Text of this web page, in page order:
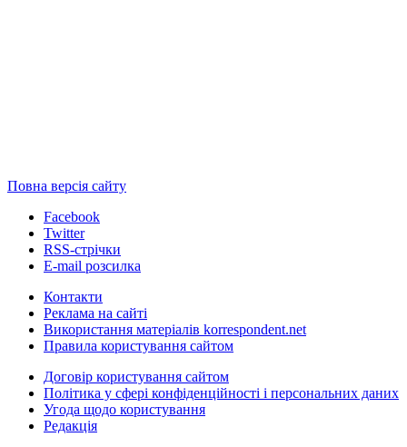
Повна версія сайту
Facebook
Twitter
RSS-стрічки
E-mail розсилка
Контакти
Реклама на сайті
Використання матеріалів korrespondent.net
Правила користування сайтом
Договір користування сайтом
Політика у сфері конфіденційності і персональних даних
Угода щодо користування
Редакція